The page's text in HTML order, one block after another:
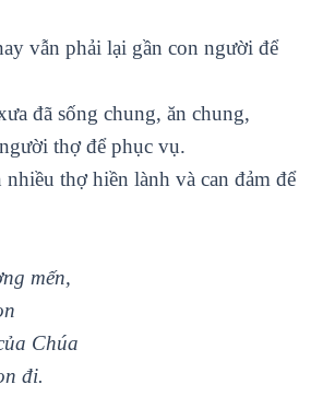
vẫn phải lại gần con người để
đã sống chung, ăn chung,
thợ để phục vụ.
thợ hiền lành và can đảm để
mến,
Chúa
đi.